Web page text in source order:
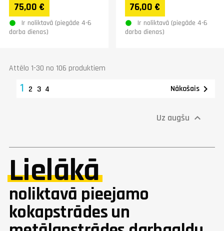
75,00 €
Ir noliktavā (piegāde 4-6
darba dienas)
76,00 €
Ir noliktavā (piegāde 4-6
darba dienas)
Attēlo 1-30 no 106 produktiem
1 2 3 4 Nākošais 
Uz augšu 
Lielākā
noliktavā pieejamo
kokapstrādes un